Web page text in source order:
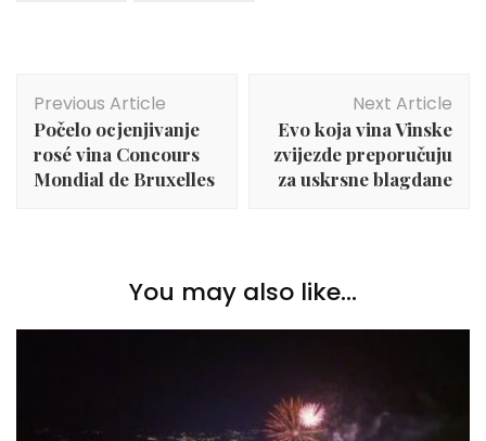
Navigation
Previous Article
Počelo ocjenjivanje
rosé vina Concours
Mondial de Bruxelles
Next Article
Evo koja vina Vinske
zvijezde preporučuju
za uskrsne blagdane
You may also like...